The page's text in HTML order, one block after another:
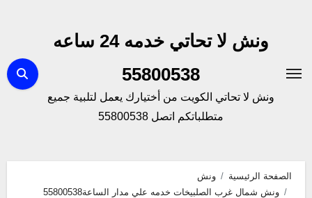
ونش لا تحاتي خدمه 24 ساعه
55800538
ونش لا تحاتي الكويت من أختيارك يعمل لتلبية جميع
متطلباتكم اتصل 55800538
الصفحة الرئيسية
ونش
ونش شمال غرب الصلبيخات خدمه علي مدار الساعة55800538